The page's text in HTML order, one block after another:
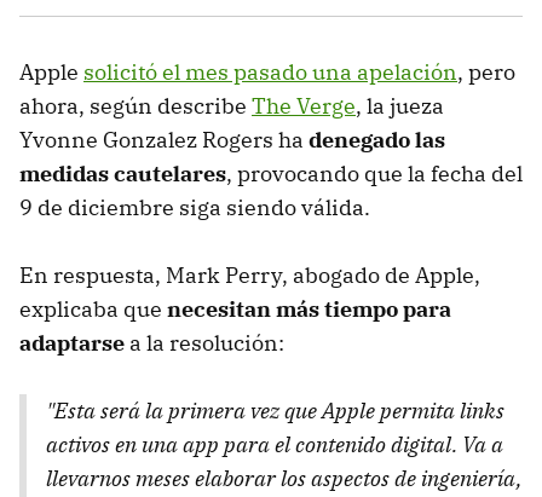
Apple solicitó el mes pasado una apelación, pero
ahora, según describe The Verge, la jueza
Yvonne Gonzalez Rogers ha denegado las
medidas cautelares, provocando que la fecha del
9 de diciembre siga siendo válida.
En respuesta, Mark Perry, abogado de Apple,
explicaba que necesitan más tiempo para
adaptarse a la resolución:
"Esta será la primera vez que Apple permita links
activos en una app para el contenido digital. Va a
llevarnos meses elaborar los aspectos de ingeniería,